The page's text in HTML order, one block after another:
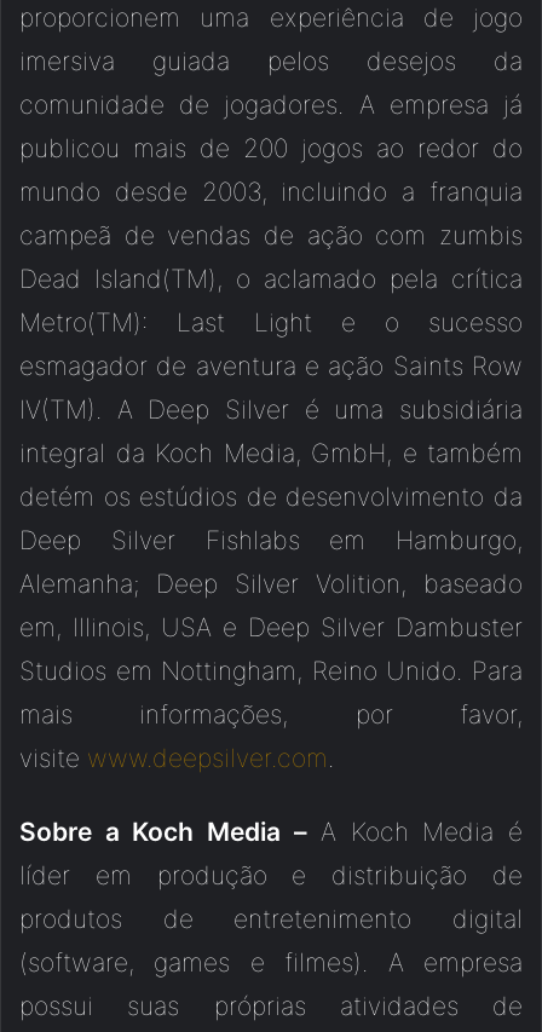
proporcionem uma experiência de jogo
imersiva guiada pelos desejos da
comunidade de jogadores. A empresa já
publicou mais de 200 jogos ao redor do
mundo desde 2003, incluindo a franquia
campeã de vendas de ação com zumbis
Dead Island(TM), o aclamado pela crítica
Metro(TM): Last Light e o sucesso
esmagador de aventura e ação Saints Row
IV(TM). A Deep Silver é uma subsidiária
integral da Koch Media, GmbH, e também
detém os estúdios de desenvolvimento da
Deep Silver Fishlabs em Hamburgo,
Alemanha; Deep Silver Volition, baseado
em, Illinois, USA e Deep Silver Dambuster
Studios em Nottingham, Reino Unido. Para
mais informações, por favor,
visite www.deepsilver.com
Sobre a Koch Media –A Koch Media é
líder em produção e distribuição de
produtos de entretenimento digital
(software, games e filmes). A empresa
possui suas próprias atividades de